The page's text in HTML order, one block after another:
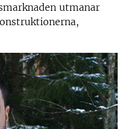
utmanar